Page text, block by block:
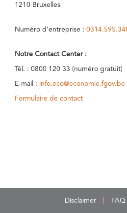
1210 Bruxelles
Numéro d’entreprise :
Notre Contact Center :
Tél. : 0800 120 33 (numéro gratuit)
E-mail : info.eco@economie.fgov.be
Formulaire de contact
Disclaimer FAQ